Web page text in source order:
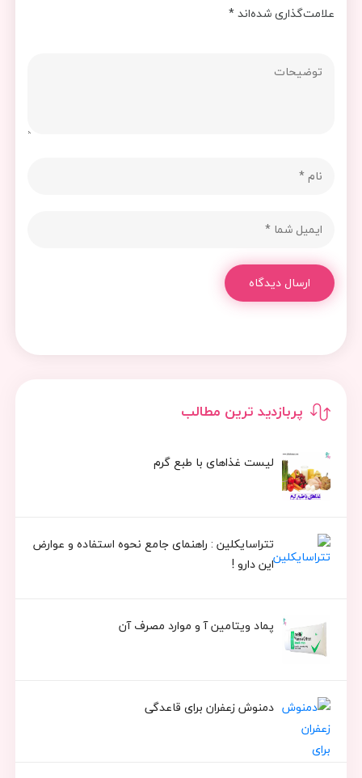
پربازدید ترین مطالب
لیست غذاهای با طبع گرم
تتراسایکلین : راهنمای جامع نحوه استفاده و عوارض
این دارو !
پماد ویتامین آ و موارد مصرف آن
دمنوش زعفران برای قاعدگی
علامت‌گذاری شده‌اند*
ارسال دیدگاه